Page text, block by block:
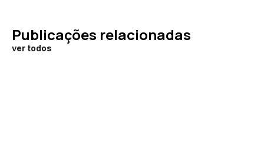
Publicações relacionadas
ver todos